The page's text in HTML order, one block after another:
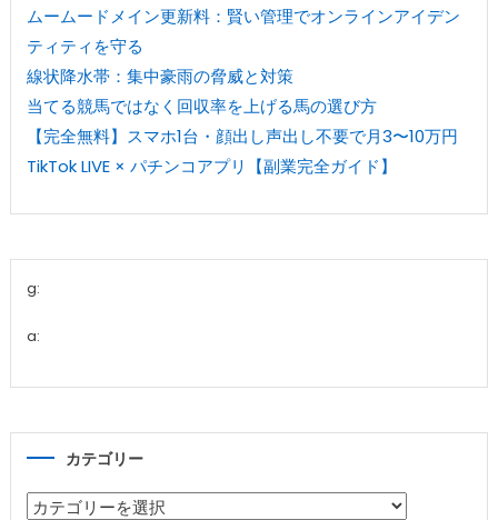
ムームードメイン更新料：賢い管理でオンラインアイデン
ティティを守る
線状降水帯：集中豪雨の脅威と対策
当てる競馬ではなく回収率を上げる馬の選び方
【完全無料】スマホ1台・顔出し声出し不要で月3〜10万円
TikTok LIVE × パチンコアプリ【副業完全ガイド】
g:
a:
カテゴリー
カ